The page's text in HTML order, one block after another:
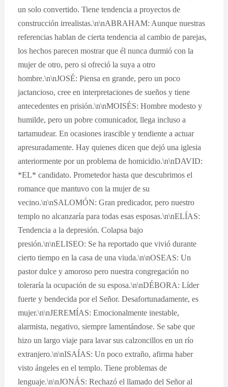
un solo convertido. Tiene tendencia a proyectos de
construcción irrealistas.\n\nABRAHAM: Aunque nuestras
referencias hablan de cierta tendencia al cambio de parejas,
los hechos parecen mostrar que él nunca durmió con la
mujer de otro, pero si ofreció la suya a otro
hombre.\n\nJOSÉ: Piensa en grande, pero un poco
jactancioso, cree en interpretaciones de sueños y tiene
antecedentes en prisión.\n\nMOISÉS: Hombre modesto y
humilde, pero un pobre comunicador, llega incluso a
tartamudear. En ocasiones irascible y tendiente a actuar
apresuradamente. Hay quienes dicen que dejó una iglesia
anteriormente por un problema de homicidio.\n\nDAVID:
*EL* candidato. Prometedor hasta que descubrimos el
romance que mantuvo con la mujer de su
vecino.\n\nSALOMÓN: Gran predicador, pero nuestro
templo no alcanzaría para todas esas esposas.\n\nELÍAS:
Tendencia a la depresión. Colapsa bajo
presión.\n\nELISEO: Se ha reportado que vivió durante
cierto tiempo en la casa de una viuda.\n\nOSEAS: Un
pastor dulce y amoroso pero nuestra congregación no
toleraría la ocupación de su esposa.\n\nDÉBORA: Líder
fuerte y bendecida por el Señor. Desafortunadamente, es
mujer.\n\nJEREMÍAS: Emocionalmente inestable,
alarmista, negativo, siempre lamentándose. Se sabe que
hizo un largo viaje para lavar sus calzoncillos en un río
extranjero.\n\nISAÍAS: Un poco extraño, afirma haber
visto ángeles en el templo. Tiene problemas de
lenguaje.\n\nJONÁS: Rechazó el llamado del Señor al